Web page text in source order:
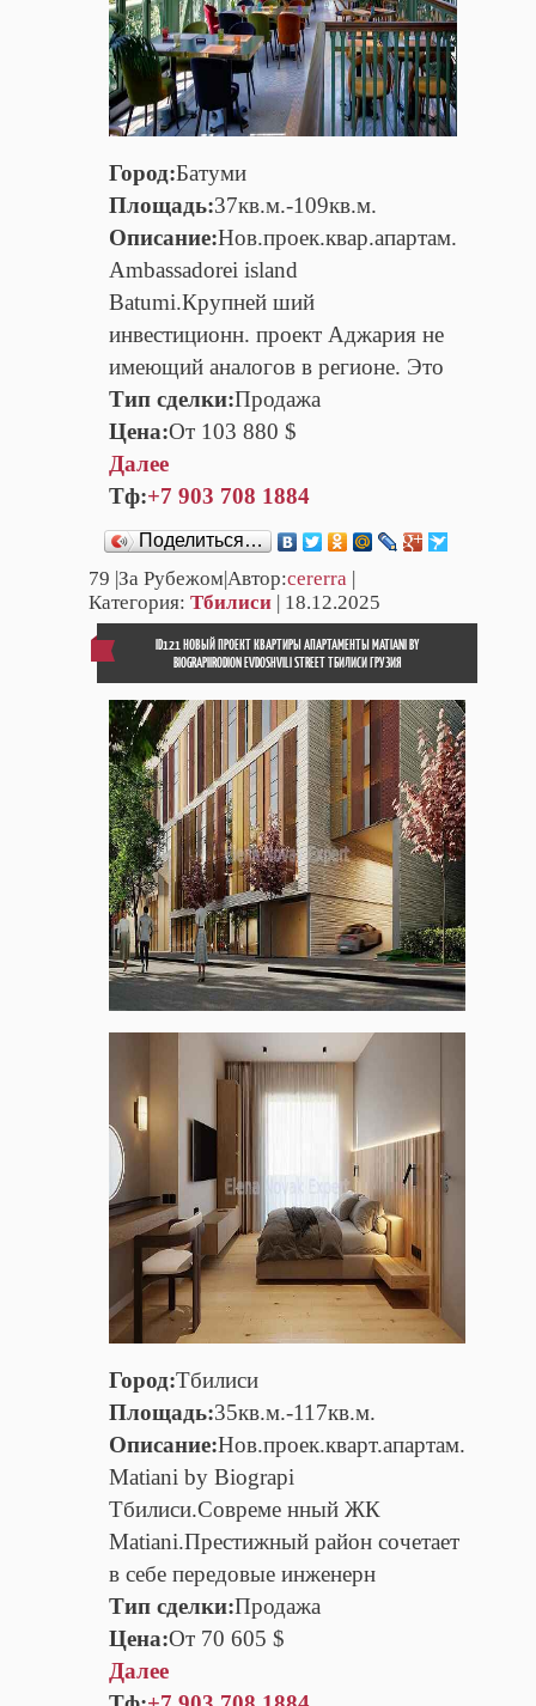
Город:Батуми
Площадь:37кв.м.-109кв.м.
Описание:Нов.проек.квар.апартам.
Ambassadorei island
Batumi.Крупней ший
инвестиционн. проект Аджария не
имеющий аналогов в регионе. Это
Тип сделки:Продажа
Цена:От 103 880 $
Далее
Тф:+7 903 708 1884
Поделиться…
79 |За Рубежом|Автор:cererra |
Категория: Тбилиси | 18.12.2025
ID121 НОВЫЙ ПРОЕКТ КВАРТИРЫ АПАРТАМЕНТЫ MATIANI BY
BIOGRAPIIRODION EVDOSHVILI STREET ТБИЛИСИ ГРУЗИЯ
Город:Тбилиси
Площадь:35кв.м.-117кв.м.
Описание:Нов.проек.кварт.апартам.
Matiani by Biograpi
Тбилиси.Совреме нный ЖК
Matiani.Престижный район сочетает
в себе передовые инженерн
Тип сделки:Продажа
Цена:От 70 605 $
Далее